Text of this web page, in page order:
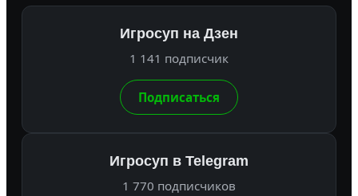
Игросуп на Дзен
1 141 подписчик
Подписаться
Игросуп в Telegram
1 770 подписчиков